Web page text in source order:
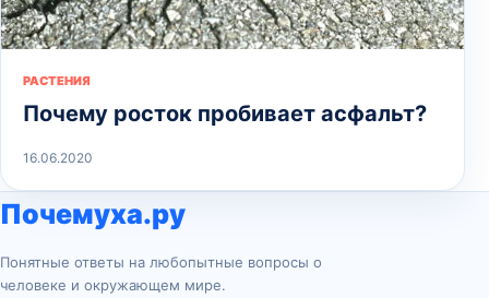
РАСТЕНИЯ
Почему росток пробивает асфальт?
16.06.2020
Почемуха.ру
Понятные ответы на любопытные вопросы о
человеке и окружающем мире.